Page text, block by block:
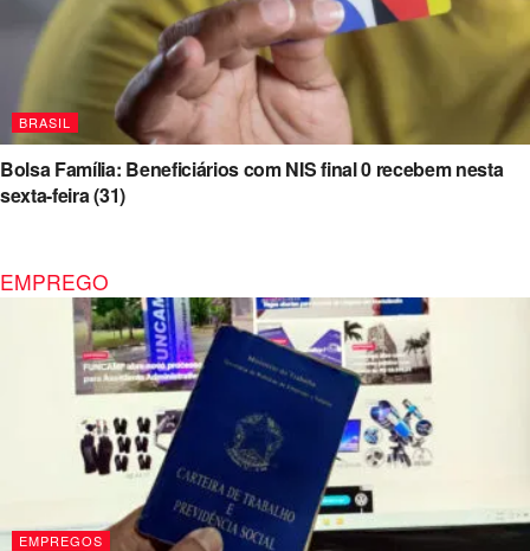
BRASIL
Bolsa Família: Beneficiários com NIS final 0 recebem nesta
sexta-feira (31)
EMPREGO
EMPREGOS